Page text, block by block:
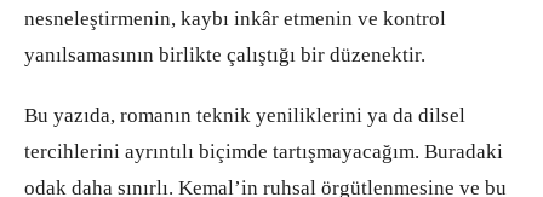
nesneleştirmenin, kaybı inkâr etmenin ve kontrol
yanılsamasının birlikte çalıştığı bir düzenektir.
Bu yazıda, romanın teknik yeniliklerini ya da dilsel
tercihlerini ayrıntılı biçimde tartışmayacağım. Buradaki
odak daha sınırlı. Kemal’in ruhsal örgütlenmesine ve bu